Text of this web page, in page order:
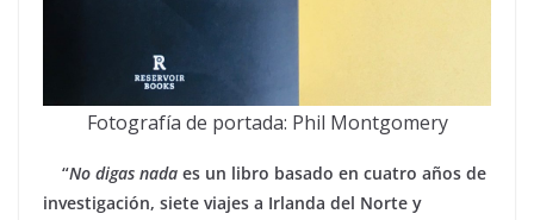
Fotografía de portada: Phil Montgomery
“No digas nada es un libro basado en cuatro años de
investigación, siete viajes a Irlanda del Norte y